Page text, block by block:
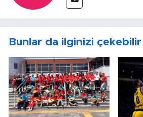
Bunlar da ilginizi çekebilir